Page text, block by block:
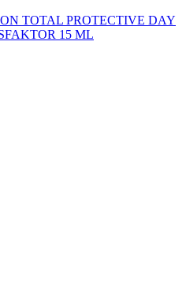
TOTAL PROTECTIVE DAY
15 ML